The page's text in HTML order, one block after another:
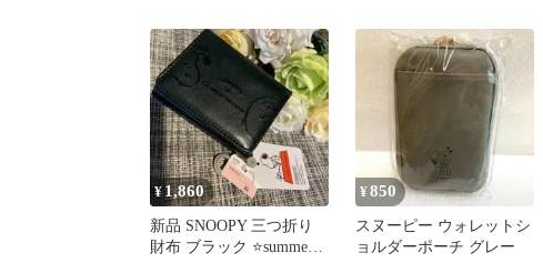
¥1,860
新品 SNOOPY 三つ折り
財布 ブラック ⭐️summer
¥850
スヌーピー ウォレットシ
ョルダーポーチ グレー